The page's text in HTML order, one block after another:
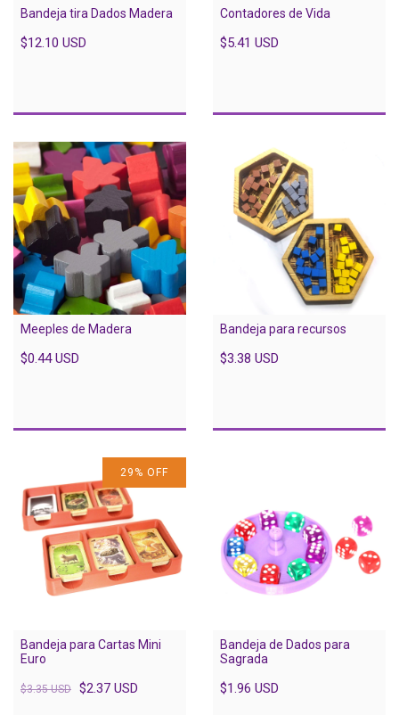
Bandeja tira Dados Madera
$12.10 USD
Contadores de Vida
$5.41 USD
Meeples de Madera
$0.44 USD
Bandeja para recursos
$3.38 USD
29 % OFF
Bandeja para Cartas Mini
Euro
$3.35 USD $2.37 USD
Bandeja de Dados para
Sagrada
$1.96 USD